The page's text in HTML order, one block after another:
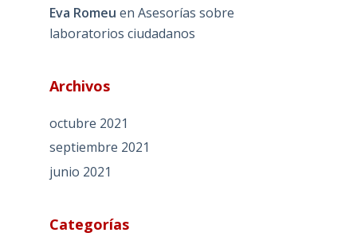
Eva Romeu en Asesorías sobre
laboratorios ciudadanos
Archivos
octubre 2021
septiembre 2021
junio 2021
Categorías